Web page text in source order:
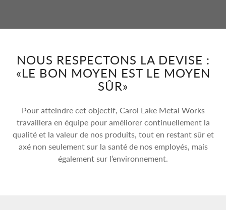
NOUS RESPECTONS LA DEVISE :
«LE BON MOYEN EST LE MOYEN
SÛR»
Pour atteindre cet objectif, Carol Lake Metal Works
travaillera en équipe pour améliorer continuellement la
qualité et la valeur de nos produits, tout en restant sûr et
axé non seulement sur la santé de nos employés, mais
également sur l’environnement.